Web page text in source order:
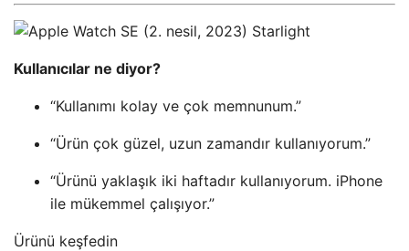
Kullanıcılar ne diyor?
“Kullanımı kolay ve çok memnunum.”
“Ürün çok güzel, uzun zamandır kullanıyorum.”
“Ürünü yaklaşık iki haftadır kullanıyorum. iPhone
ile mükemmel çalışıyor.”
Ürünü keşfedin